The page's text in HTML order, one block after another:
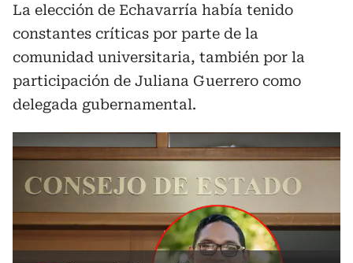
La elección de Echavarría había tenido
constantes críticas por parte de la
comunidad universitaria, también por la
participación de Juliana Guerrero como
delegada gubernamental.